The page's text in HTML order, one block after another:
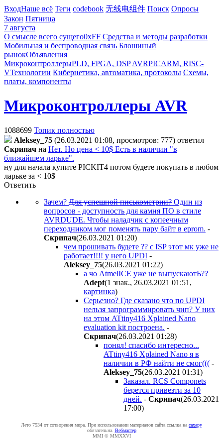
ВходНаше всё Теги codebook 无线电组件 Поиск Опросы
Закон Пятница
7 августа
О смысле всего сущего0xFF Средства и методы разработки
Мобильная и беспроводная связь Блошиный
рынокОбъявления
МикроконтроллерыPLD, FPGA, DSP AVRPICARM, RISC-
VТехнологии Кибернетика, автоматика, протоколы Схемы,
платы, компоненты
Микроконтроллеры AVR
1088699 Топик полностью
Aleksey_75 (26.03.2021 01:08, просмотров: 777) ответил
Cкpипaч на Нет. Но цена < 10$ Есть в наличии "в
ближайшем ларьке".
ну для начала купите PICKIT4 потом будете покупать в любом
ларьке за < 10$
Ответить
Зачем? Для успешной писькометрии? Один из
вопросов - доступность для камня ПО в стиле
AVRDUDE. Чтобы наладчик с копеечным
переходником мог поменять пару байт в eprom. -
Cкpипaч(26.03.2021 01:20)
чем прошивать будете ?? с ISP этот мк уже не
работает!!!! у него UPDI -
Aleksey_75(26.03.2021 01:22)
а чо AtmelICE уже не выпускаютЬ??
Adept(1 знак., 26.03.2021 01:51 ,
картинка)
Серьезно? Где сказано что по UPDI
нельзя запрограммировать чип? У них
на этом ATtiny416 Xplained Nano
evaluation kit построена. -
Cкpипaч(26.03.2021 01:28)
понял! спасибо интересно...
ATtiny416 Xplained Nano я в
наличии в РФ найти не смог((( -
Aleksey_75(26.03.2021 01:31)
Заказал. RCS Componets
берется привезти за 10
дней. - Cкpипaч(26.03.2021
17:00)
Лето 7534 от сотворения мира. При использовании материалов сайта ссылка на caxapу
обязательна. Вебмастер
MMI © MMXXVI